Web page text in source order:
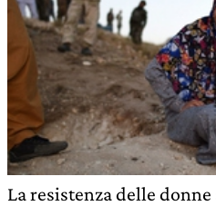
La resistenza delle donne